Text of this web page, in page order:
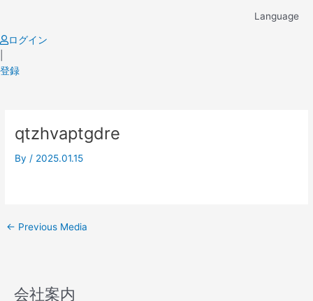
content
Language
ログイン
登録
qtzhvaptgdre
By / 2025.01.15
navigation
← Previous Media
会社案内